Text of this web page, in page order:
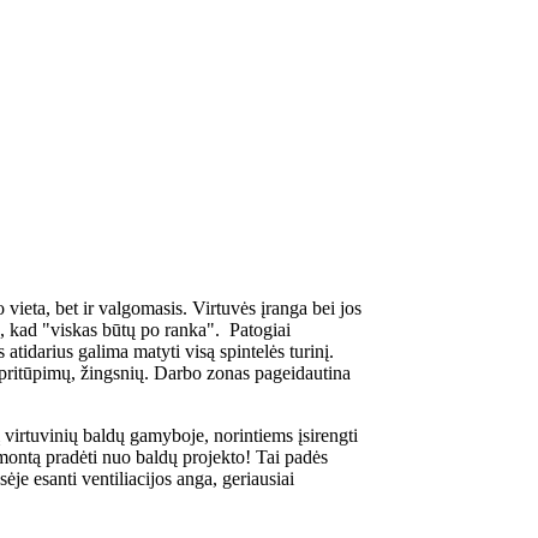
bet ir valgomasis. Virtuvės įranga bei jos
kad "viskas būtų po ranka". Patogiai
galima matyti visą spintelės turinį.
žingsnių. Darbo zonas pageidautina
virtuvinių baldų gamyboje, norintiems įsirengti
pradėti nuo baldų projekto! Tai padės
esanti ventiliacijos anga, geriausiai